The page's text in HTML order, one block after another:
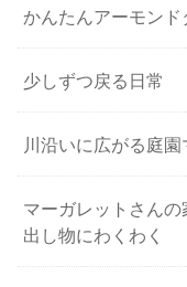
かんたんアーモンド
少しずつ戻る日常
川沿いに広がる庭
マーガレットさん
出し物にわくわく